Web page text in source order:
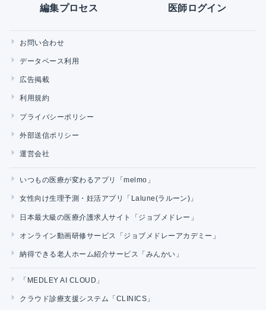
編集プロセス 医師ログイン
お問い合わせ
データベース利用
広告掲載
利用規約
プライバシーポリシー
外部送信ポリシー
運営会社
いつもの医療が変わるアプリ「melmo」
女性向け生理予測・妊活アプリ「Lalune(ラルーン)」
日本最大級の医療介護求人サイト「ジョブメドレー」
オンライン動画研修サービス「ジョブメドレーアカデミー」
納得できる老人ホーム紹介サービス「みんかい」
「MEDLEY AI CLOUD」
クラウド診療支援システム「CLINICS」